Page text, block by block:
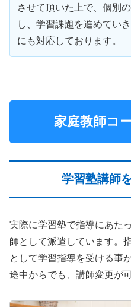
させて頂いた上で、個別
し、学習課題を進めてい
にも対応しております。
家庭教師コ
学習塾講師
実際に学習塾で指導にあた
師として派遣しています。
として学習指導を受ける事
途中からでも、講師変更が